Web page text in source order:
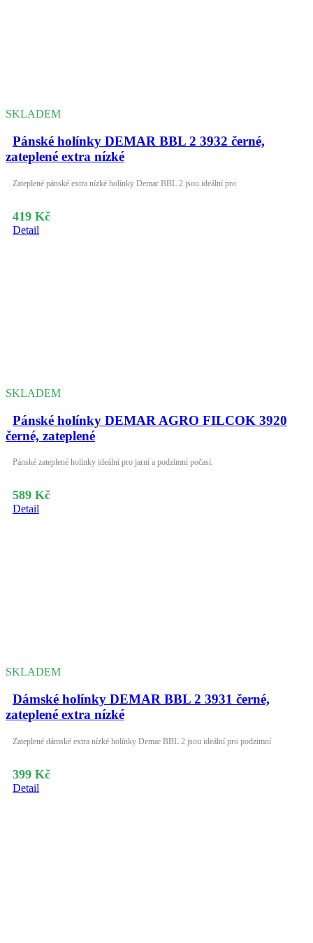
SKLADEM
Pánské holínky DEMAR BBL 2 3932 černé,
zateplené extra nízké
Zateplené pánské extra nízké holínky Demar BBL 2 jsou ideální pro
419 Kč
Detail
SKLADEM
Pánské holínky DEMAR AGRO FILCOK 3920
černé, zateplené
Pánské zateplené holínky ideální pro jarní a podzimní počasí.
589 Kč
Detail
SKLADEM
Dámské holínky DEMAR BBL 2 3931 černé,
zateplené extra nízké
Zateplené dámské extra nízké holínky Demar BBL 2 jsou ideální pro podzimní
399 Kč
Detail